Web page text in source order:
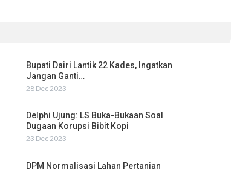
Bupati Dairi Lantik 22 Kades, Ingatkan
Jangan Ganti…
28 Dec 2023
Delphi Ujung: LS Buka-Bukaan Soal
Dugaan Korupsi Bibit Kopi
23 Dec 2023
DPM Normalisasi Lahan Pertanian